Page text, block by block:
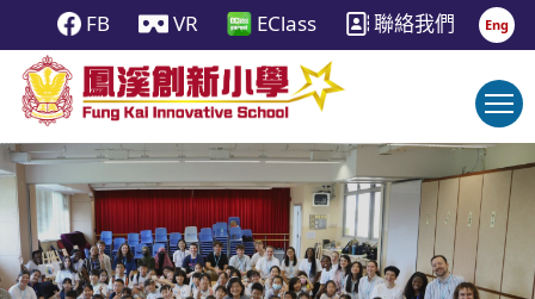
FB VR EClass 聯絡我們 Eng